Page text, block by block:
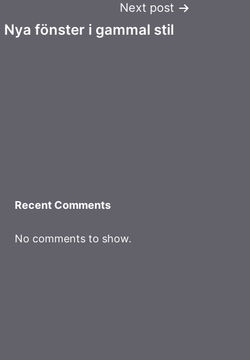
Next post
Nya fönster i gammal stil
Recent Comments
No comments to show.